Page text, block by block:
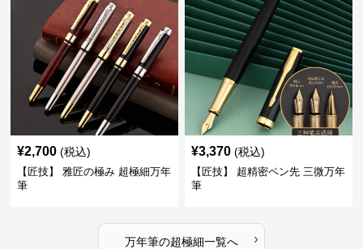
¥2,700 (税込)
【匠技】 雅匠の極み 超極細万年
筆
¥3,370 (税込)
【匠技】 超精密ペン先 三微万年
筆
万年筆の超極細一覧へ ›